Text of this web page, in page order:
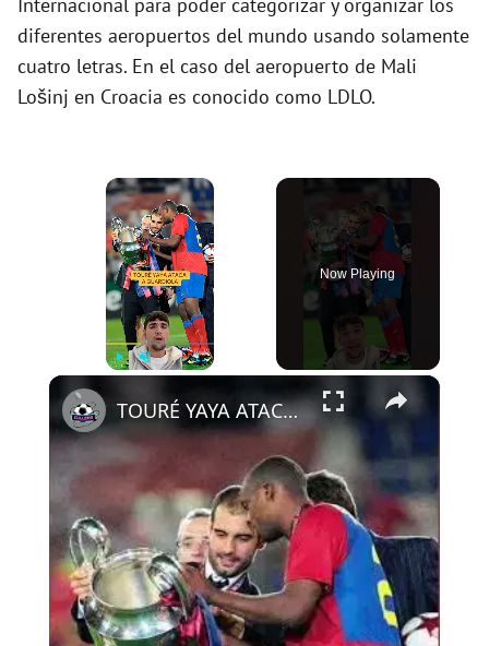
diferentes aeropuertos del mundo usando solamente
cuatro letras. En el caso del aeropuerto de Mali
Lošinj en Croacia es conocido como LDLO.
×
Now Playing
×
TOURÉ YAYA ATACA A GUARDIOLA